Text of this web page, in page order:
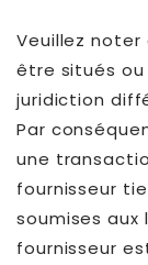
Veuillez noter
être situés ou
juridiction
Par
une
fournisseur
soumises aux
fournisseur